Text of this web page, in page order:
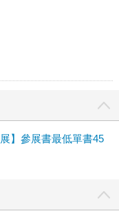
】參展書最低單書45